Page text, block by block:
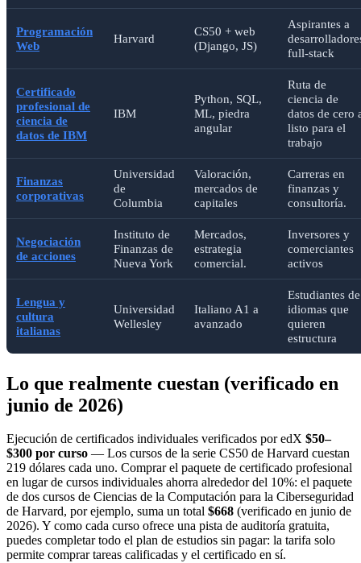
Programación
Web
Harvard
CS50 + web
(Django, JS)
Aspirantes a
full-stack
Certificado
profesional de
ciencia de
datos de IBM
IBM
Python, SQL,
ML, piedra
angular
Ruta de
ciencia de
datos de cero
listo para el
trabajo
Finanzas
corporativas
Universidad
de
Columbia
Valoración,
mercados de
capitales
Carreras en
finanzas y
consultoría.
Negociación
de acciones
Instituto de
Finanzas de
Nueva York
Mercados,
estrategia
comercial.
Inversores y
comerciantes
activos
Lengua y
cultura
italianas
Universidad
Wellesley
Italiano A1 a
avanzado
Estudiantes de
idiomas que
quieren
estructura
Lo que realmente cuestan (verificado en
junio de 2026)
Ejecución de certificados individuales verificados por edX $50–
$300 por curso — Los cursos de la serie CS50 de Harvard cuestan
219 dólares cada uno. Comprar el paquete de certificado profesional
en lugar de cursos individuales ahorra alrededor del 10%: el paquete
de dos cursos de Ciencias de la Computación para la Ciberseguridad
de Harvard, por ejemplo, suma un total $668 (verificado en junio de
2026). Y como cada curso ofrece una pista de auditoría gratuita,
puedes completar todo el plan de estudios sin pagar: la tarifa solo
permite comprar tareas calificadas y el certificado en sí.